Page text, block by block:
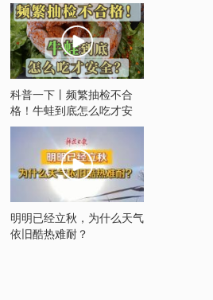
科普一下丨频繁抽检不合
格！牛蛙到底怎么吃才安
全？
明明已经立秋，为什么天气
依旧酷热难耐？